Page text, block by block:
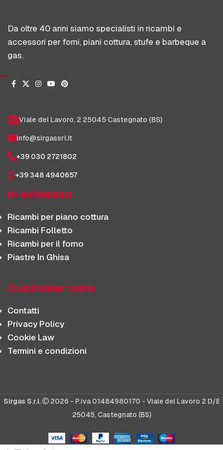
Da oltre 40 anni siamo specialisti in ricambi e
accessori per forni, piani cottura, stufe e barbeque a
gas.
Viale del Lavoro, 2 25045 Castegnato (BS)
info@sirgassrl.it
+39 030 2721802
+39 348 4940657
In evidenza
Ricambi per piano cottura
Ricambi Folletto
Ricambi per il forno
Piastre In Ghisa
Customer care
Contatti
Privacy Policy
Cookie Law
Termini e condizioni
Sirgas S.r.l.
2026 - P.iva 01484980170 - Viale del Lavoro 2 D/E
25045, Castegnato (BS)